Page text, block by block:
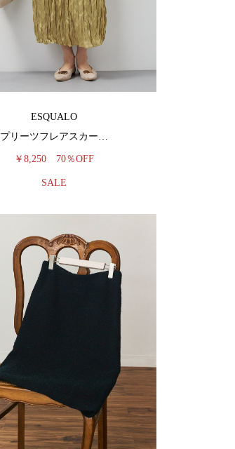
ESQUALO
プリーツフレアスカー…
￥8,250 70％OFF
SALE